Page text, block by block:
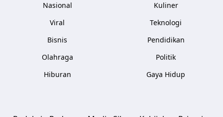
Nasional
Viral
Bisnis
Olahraga
Hiburan
Kuliner
Teknologi
Pendidikan
Politik
Gaya Hidup